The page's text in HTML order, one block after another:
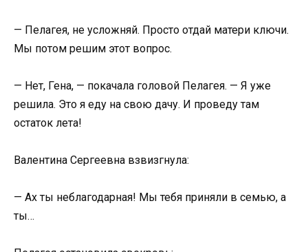
— Пелагея, не усложняй. Просто отдай матери ключи.
Мы потом решим этот вопрос.
— Нет, Гена, — покачала головой Пелагея. — Я уже
решила. Это я еду на свою дачу. И проведу там
остаток лета!
Валентина Сергеевна взвизгнула:
— Ах ты неблагодарная! Мы тебя приняли в семью, а
ты…